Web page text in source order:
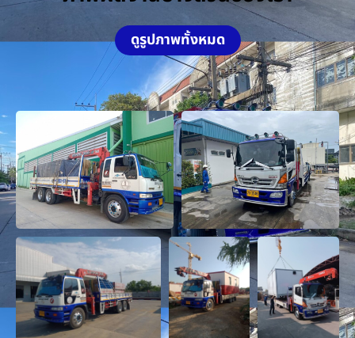
ดูรูปภาพทั้งหมด